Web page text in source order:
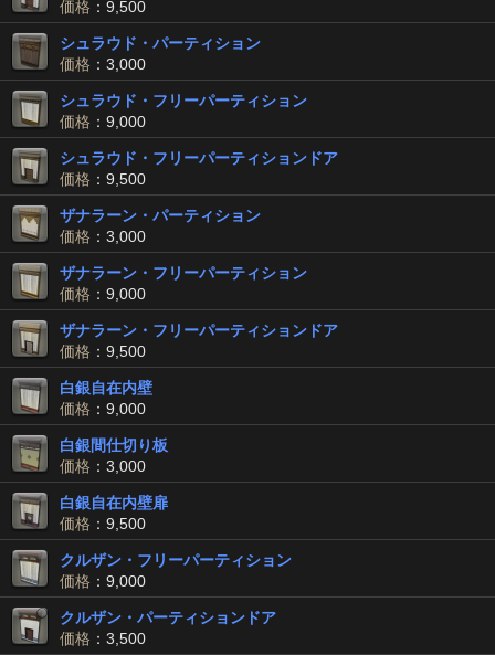
価格 ：9,500
シュラウド・パーティション
価格 ：3,000
シュラウド・フリーパーティション
価格 ：9,000
シュラウド・フリーパーティションドア
価格 ：9,500
ザナラーン・パーティション
価格 ：3,000
ザナラーン・フリーパーティション
価格 ：9,000
ザナラーン・フリーパーティションドア
価格 ：9,500
白銀自在内壁
価格 ：9,000
白銀間仕切り板
価格 ：3,000
白銀自在内壁扉
価格 ：9,500
クルザン・フリーパーティション
価格 ：9,000
クルザン・パーティションドア
価格 ：3,500